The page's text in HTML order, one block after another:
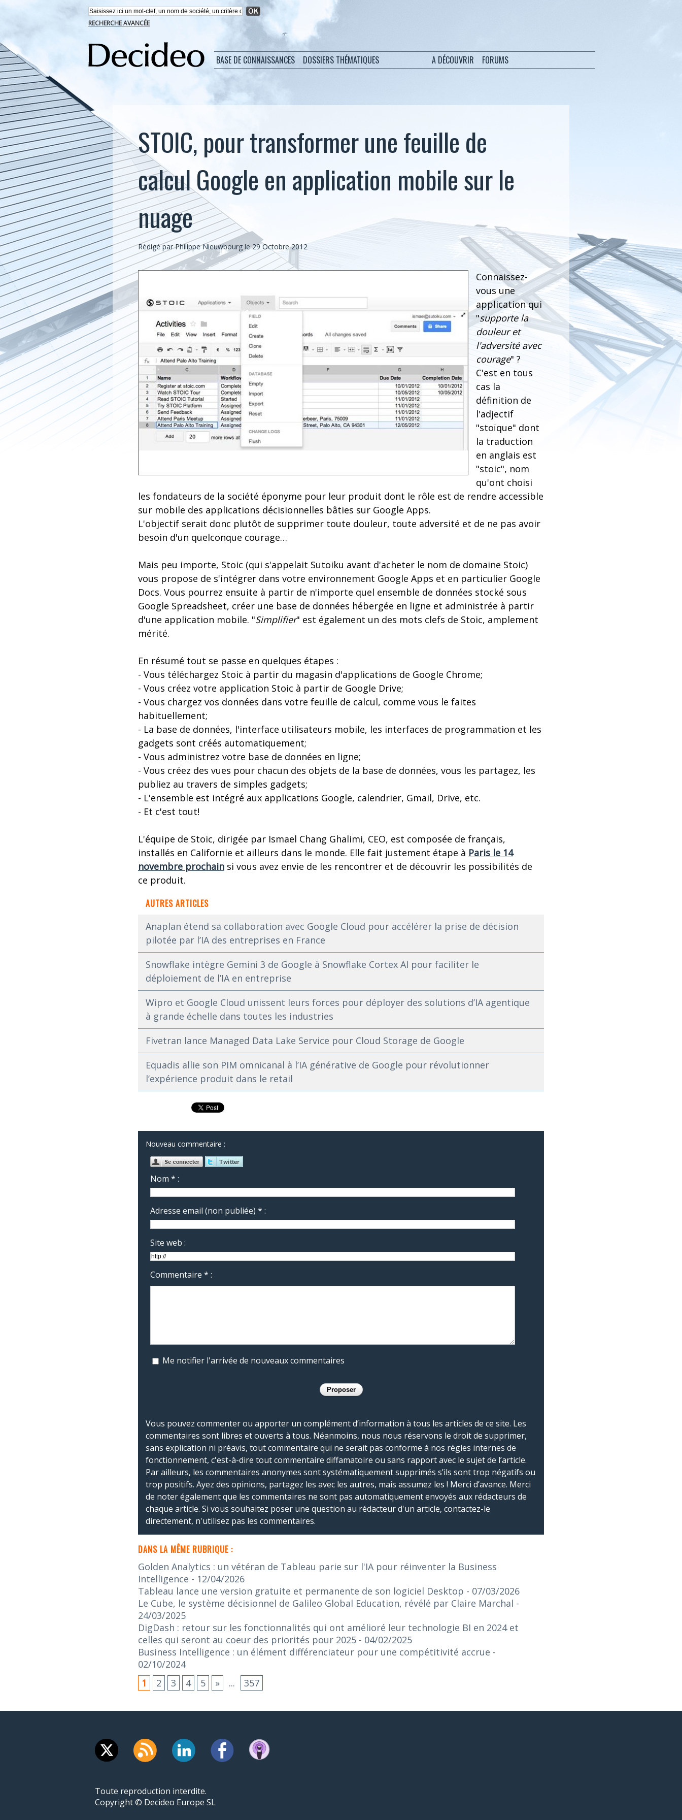
RECHERCHE AVANCÉE
BASE DE CONNAISSANCES DOSSIERS THÉMATIQUES A DÉCOUVRIR FORUMS
STOIC, pour transformer une feuille de
calcul Google en application mobile sur le
nuage
Rédigé parPhilippe Nieuwbourg le 29 Octobre 2012
Connaissez-
vous une
application qui
"supporte la
douleur et
l'adversité avec
courage" ?
C'est en tous
cas la
définition de
l'adjectif
"stoïque" dont
la traduction
en anglais est
"stoic", nom
qu'ont choisi
les fondateurs de la société éponyme pour leur produit dont le rôle est de rendre accessible
sur mobile des applications décisionnelles bâties sur Google Apps.
L'objectif serait donc plutôt de supprimer toute douleur, toute adversité et de ne pas avoir
besoin d'un quelconque courage…
Mais peu importe, Stoic (qui s'appelait Sutoiku avant d'acheter le nom de domaine Stoic)
vous propose de s'intégrer dans votre environnement Google Apps et en particulier Google
Docs. Vous pourrez ensuite à partir de n'importe quel ensemble de données stocké sous
Google Spreadsheet, créer une base de données hébergée en ligne et administrée à partir
d'une application mobile. "Simplifier" est également un des mots clefs de Stoic, amplement
mérité.
En résumé tout se passe en quelques étapes :
- Vous téléchargez Stoic à partir du magasin d'applications de Google Chrome;
- Vous créez votre application Stoic à partir de Google Drive;
- Vous chargez vos données dans votre feuille de calcul, comme vous le faites
habituellement;
- La base de données, l'interface utilisateurs mobile, les interfaces de programmation et les
gadgets sont créés automatiquement;
- Vous administrez votre base de données en ligne;
- Vous créez des vues pour chacun des objets de la base de données, vous les partagez, les
publiez au travers de simples gadgets;
- L'ensemble est intégré aux applications Google, calendrier, Gmail, Drive, etc.
- Et c'est tout!
L'équipe de Stoic, dirigée par Ismael Chang Ghalimi, CEO, est composée de français,
installés en Californie et ailleurs dans le monde. Elle fait justement étape à Paris le 14
novembre prochain si vous avez envie de les rencontrer et de découvrir les possibilités de
ce produit.
AUTRES ARTICLES
Anaplan étend sa collaboration avec Google Cloud pour accélérer la prise de décision
pilotée par l’IA des entreprises en France
Snowflake intègre Gemini 3 de Google à Snowflake Cortex AI pour faciliter le
déploiement de l’IA en entreprise
Wipro et Google Cloud unissent leurs forces pour déployer des solutions d’IA agentique
à grande échelle dans toutes les industries
Fivetran lance Managed Data Lake Service pour Cloud Storage de Google
Equadis allie son PIM omnicanal à l’IA générative de Google pour révolutionner
l’expérience produit dans le retail
Nouveau commentaire :
Nom * :
Adresse email (non publiée) * :
Site web :
Commentaire * :
Me notifier l'arrivée de nouveaux commentaires
Vous pouvez commenter ou apporter un complément d’information à tous les articles de ce site. Les
commentaires sont libres et ouverts à tous. Néanmoins, nous nous réservons le droit de supprimer,
sans explication ni préavis, tout commentaire qui ne serait pas conforme à nos règles internes de
fonctionnement, c'est-à-dire tout commentaire diffamatoire ou sans rapport avec le sujet de l’article.
Par ailleurs, les commentaires anonymes sont systématiquement supprimés s’ils sont trop négatifs ou
trop positifs. Ayez des opinions, partagez les avec les autres, mais assumez les ! Merci d’avance. Merci
de noter également que les commentaires ne sont pas automatiquement envoyés aux rédacteurs de
chaque article. Si vous souhaitez poser une question au rédacteur d'un article, contactez-le
directement, n'utilisez pas les commentaires.
DANS LA MÊME RUBRIQUE :
Golden Analytics : un vétéran de Tableau parie sur l'IA pour réinventer la Business
Intelligence - 12/04/2026
Tableau lance une version gratuite et permanente de son logiciel Desktop - 07/03/2026
Le Cube, le système décisionnel de Galileo Global Education, révélé par Claire Marchal -
24/03/2025
DigDash : retour sur les fonctionnalités qui ont amélioré leur technologie BI en 2024 et
celles qui seront au coeur des priorités pour 2025 - 04/02/2025
Business Intelligence : un élément différenciateur pour une compétitivité accrue -
02/10/2024
1
2 3 4 5 » ... 357
Toute reproduction interdite.
Copyright © Decideo Europe SL